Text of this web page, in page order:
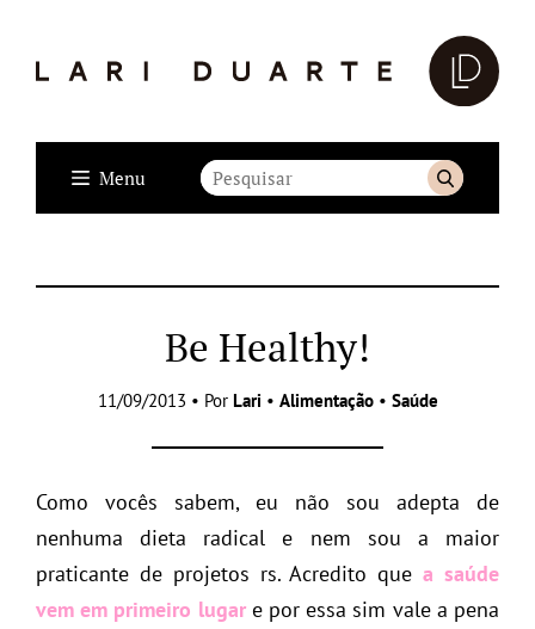
Menu
Be Healthy!
11/09/2013 • Por Lari • Alimentação• Saúde
Como vocês sabem, eu não sou adepta de
nenhuma dieta radical e nem sou a maior
praticante de projetos rs. Acredito quea saúde
vem em primeiro lugare por essa sim vale a pena